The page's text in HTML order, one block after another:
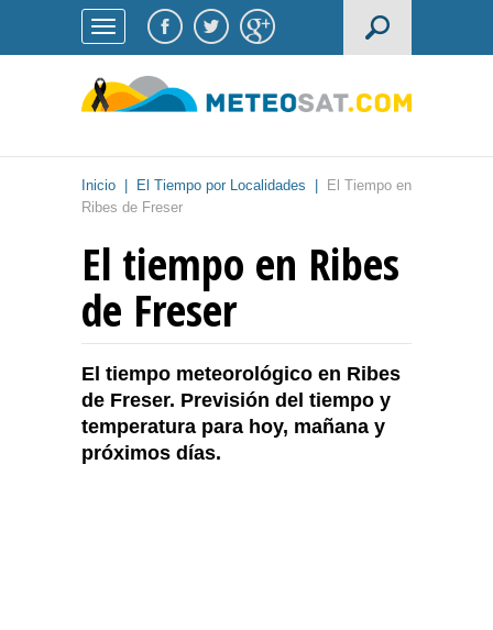
Inicio El Tiempo por Localidades
El Tiempo en
Ribes de Freser
El tiempo en Ribes
de Freser
El tiempo meteorológico en Ribes
de Freser. Previsión del tiempo y
temperatura para hoy, mañana y
próximos días.